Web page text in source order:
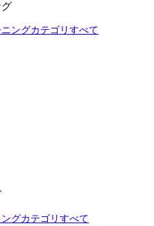
ングカテゴリすべて
グカテゴリすべて